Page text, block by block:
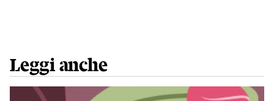
Leggi anche